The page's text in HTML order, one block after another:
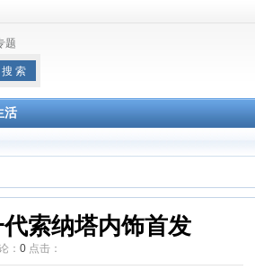
题
活
索纳塔内饰首发
： 0点击：